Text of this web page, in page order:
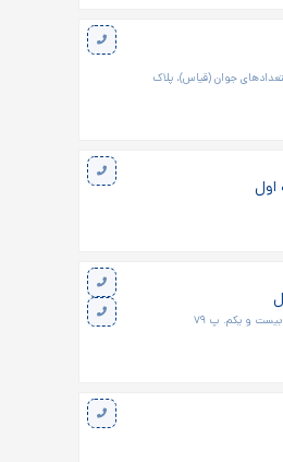
جوان (قیاس)، پلاک
اول
بیست و یکم. پ ۷۹